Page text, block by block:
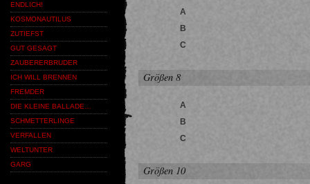
ENDLICH!
KOSMONAUTILUS
ZUTIEFST
GUT GESAGT
ZAUBERERBRUDER
ICH WILL BRENNEN
FREMDER
DIE KLEINE BALLADE…
SCHMETTERLINGE
VERFALLEN
WELTUNTER
GARG
A
B
C
Größen 8
A
B
C
Größen 10